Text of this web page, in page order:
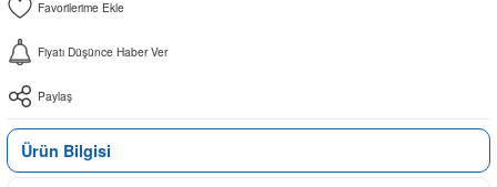
Fiyatı Düşünce Haber Ver
Paylaş
Ürün Bilgisi